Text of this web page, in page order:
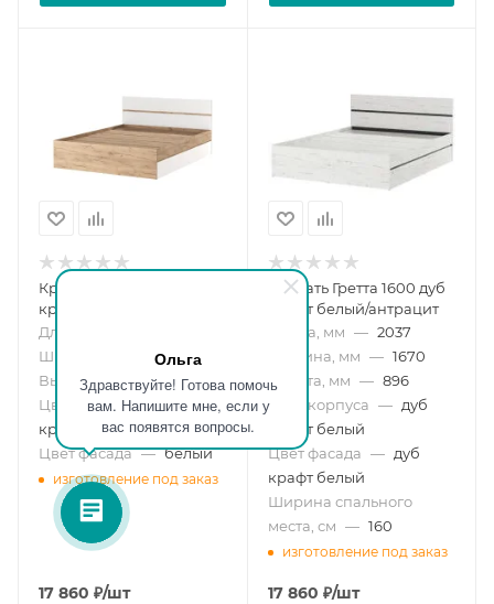
Ольга
Здравствуйте! Готова помочь
вам. Напишите мне, если у
вас появятся вопросы.
Кровать Гретта 1600 дуб
крафт золотой/белый
Длина, мм
Ширина, мм
1670
Высота, мм
— 896
Цвет корпуса —
дуб
крафт золотой
Цвет фасада — белый
изготовление под заказ
17 860 ₽/шт
Кровать Гретта 1600 дуб
крафт белый/антрацит
Длина, мм — 2037
Ширина, мм — 1670
Высота, мм — 896
Цвет корпуса — дуб
крафт белый
Цвет фасада — дуб
крафт белый
Ширина спального
места, см — 160
изготовление под заказ
17 860 ₽/шт